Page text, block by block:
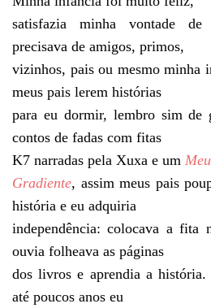
satisfazia minha vontade
precisava de amigos, primos,
vizinhos, pais ou mesmo minha
meus pais lerem histórias
para eu dormir, lembro sim de
contos de fadas com fitas
K7 narradas pela Xuxa e um
Gradiente, assim meus pais
história e eu adquiria
independência: colocava a fita
ouvia folheava as páginas
dos livros e aprendia a história.
até poucos anos eu